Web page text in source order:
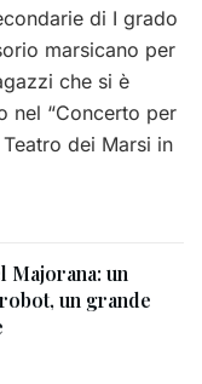
di I grado
marsicano per
che si è
nel “Concerto per
dei Marsi in
Majorana: un
un grande